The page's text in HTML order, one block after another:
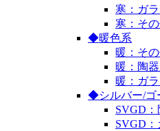
寒：ガ
寒：そ
◆暖色系
暖：そ
暖：陶
暖：ガ
◆シルバー/ゴ
SVGD
SVGD